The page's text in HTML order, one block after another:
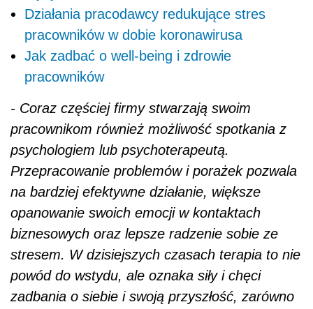
Działania pracodawcy redukujące stres
pracowników w dobie koronawirusa
Jak zadbać o well-being i zdrowie
pracowników
- Coraz częściej firmy stwarzają swoim
pracownikom również możliwość spotkania z
psychologiem lub psychoterapeutą.
Przepracowanie problemów i porażek pozwala
na bardziej efektywne działanie, większe
opanowanie swoich emocji w kontaktach
biznesowych oraz lepsze radzenie sobie ze
stresem. W dzisiejszych czasach terapia to nie
powód do wstydu, ale oznaka siły i chęci
zadbania o siebie i swoją przyszłość, zarówno